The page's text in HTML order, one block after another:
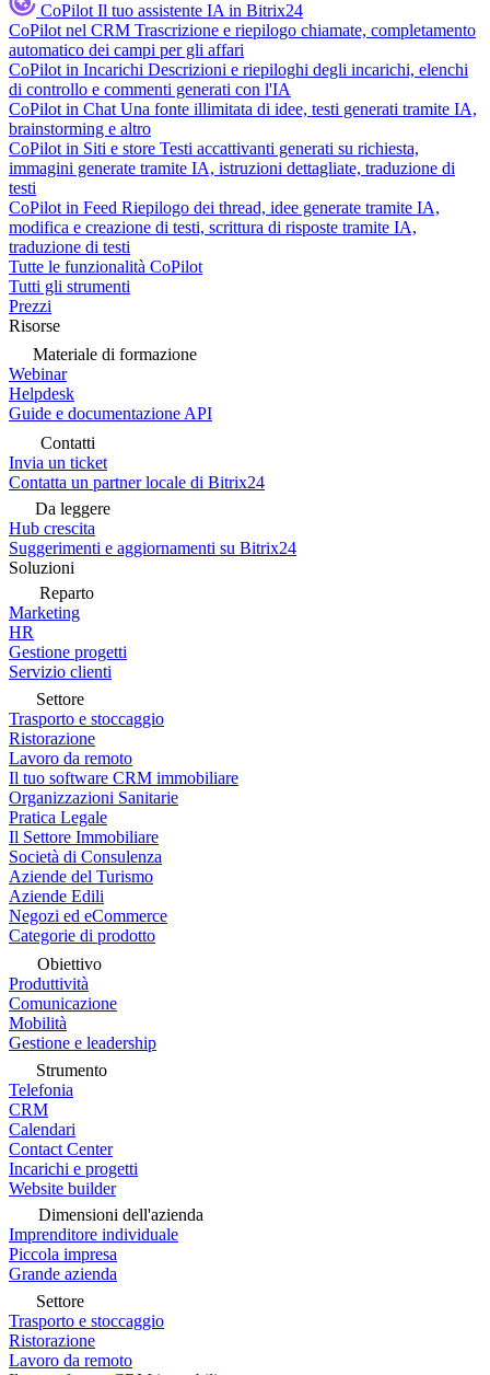
CoPilot Il tuo assistente IA in Bitrix24
CoPilot nel CRM Trascrizione e riepilogo chiamate, completamento
automatico dei campi per gli affari
CoPilot in Incarichi Descrizioni e riepiloghi degli incarichi, elenchi
di controllo e commenti generati con l'IA
CoPilot in Chat Una fonte illimitata di idee, testi generati tramite IA,
brainstorming e altro
CoPilot in Siti e store Testi accattivanti generati su richiesta,
immagini generate tramite IA, istruzioni dettagliate, traduzione di
testi
CoPilot in Feed Riepilogo dei thread, idee generate tramite IA,
modifica e creazione di testi, scrittura di risposte tramite IA,
traduzione di testi
Tutte le funzionalità CoPilot
Tutti gli strumenti
Prezzi
Risorse
Materiale di formazione
Webinar
Helpdesk
Guide e documentazione API
Contatti
Invia un ticket
Contatta un partner locale di Bitrix24
Da leggere
Hub crescita
Suggerimenti e aggiornamenti su Bitrix24
Soluzioni
Reparto
Marketing
HR
Gestione progetti
Servizio clienti
Settore
Trasporto e stoccaggio
Ristorazione
Lavoro da remoto
Il tuo software CRM immobiliare
Organizzazioni Sanitarie
Pratica Legale
Il Settore Immobiliare
Società di Consulenza
Aziende del Turismo
Aziende Edili
Negozi ed eCommerce
Categorie di prodotto
Obiettivo
Produttività
Comunicazione
Mobilità
Gestione e leadership
Strumento
Telefonia
CRM
Calendari
Contact Center
Incarichi e progetti
Website builder
Dimensioni dell'azienda
Imprenditore individuale
Piccola impresa
Grande azienda
Settore
Trasporto e stoccaggio
Ristorazione
Lavoro da remoto